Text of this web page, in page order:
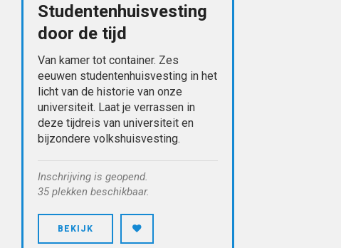
Studentenhuisvesting
door de tijd
Van kamer tot container. Zes
eeuwen studentenhuisvesting in het
licht van de historie van onze
universiteit. Laat je verrassen in
deze tijdreis van universiteit en
bijzondere volkshuisvesting.
Inschrijving is geopend.
35 plekken beschikbaar.
BEKIJK